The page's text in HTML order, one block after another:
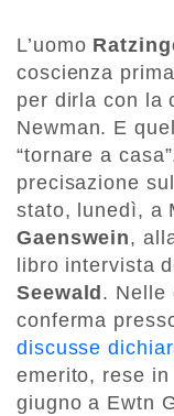
L’uomo
coscienza
per dirla con la
Newman. E
“tornare a
precisazione
stato, lunedì, a
Gaenswein,
libro intervista
Seewald . Nelle
conferma
discusse
emerito, rese
giugno a Ewtn